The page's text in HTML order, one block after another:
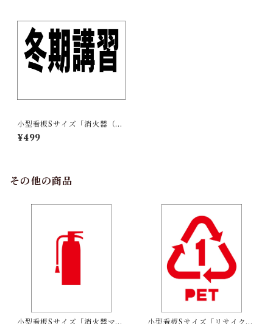
小型看板Sサイズ「消火器（黒
字）」 屋外可【工場・現場】
¥499
その他の商品
小型看板Sサイズ「消火器マー
小型看板Sサイズ「リサイクル